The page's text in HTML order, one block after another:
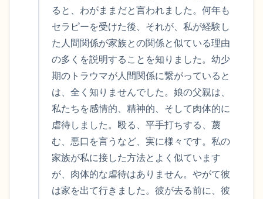
ると、わがままだと言われました。何年も
セラピーを受けた後、それが、私が経験し
た人間関係が家族との関係と似ている理由
の多くを説明することを知りました。幼少
期のトラウマが人間関係に繋がっていると
は、全く知りませんでした。娘の父親は、
私たちを感情的、精神的、そして肉体的に
虐待しました。殴る、平手打ちする、蔑
む、悪口を言うなど、実に様々です。私の
家族が私に接した方法とよく似ています
が、肉体的な虐待はありません。やがて彼
は家を出て行きました。彼が去る前に、彼